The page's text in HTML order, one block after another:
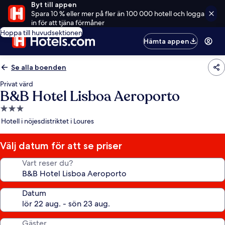
Byt till appen
Spara 10 % eller mer på fler än 100 000 hotell och logga
in för att tjäna förmåner
Hoppa till huvudsektionen
Hämta appen
Se alla boenden
Privat värd
B&B Hotel Lisboa Aeroporto
3.0-
stjärnigt
Hotell i nöjesdistriktet i Loures
Välj datum för att se priser
Vart reser du?
Datum